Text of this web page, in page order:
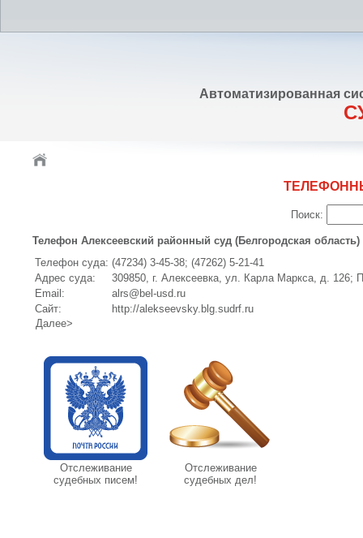
Автоматизированная
Поиск:
Телефон Алексеевский районный суд (Белгородская область)
Телефон суда: (47234) 3-45-38; (47262) 5-21-41
Адрес суда:
309850, г. Алексеевка, ул. Карла Маркса, д. 126;
Email:
alrs@bel-usd.ru
Сайт:
http://alekseevsky.blg.sudrf.ru
Далее>
Отслеживание
судебных писем!
Отслеживание
судебных дел!